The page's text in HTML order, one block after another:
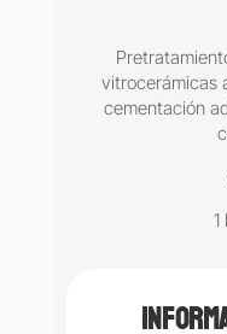
vitrocerámicas
cementación